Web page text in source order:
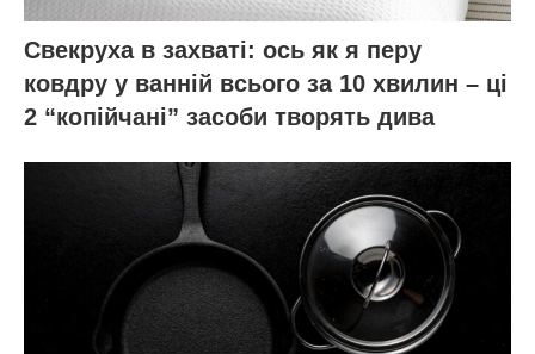
Свекруха в захваті: ось як я перу
ковдру у ванній всього за 10 хвилин – ці
2 “копійчані” засоби творять дива